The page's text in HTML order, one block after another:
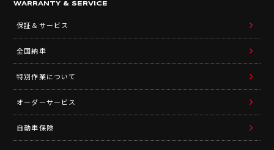
WARRANTY & SERVICE
保証＆サービス
全国納車
特別作業について
オーダーサービス
自動車保険